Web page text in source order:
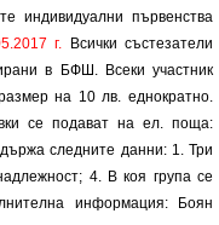
индивидуални първенства
г. Всички състезатели
в БФШ. Всеки участник
на 10 лв. еднократно.
се подават на ел. поща:
следните данни: 1. Три
4. В коя група се
информация: Боян